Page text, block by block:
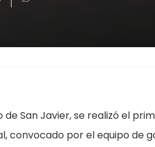
San Javier, se realizó el
convocado por el equipo de